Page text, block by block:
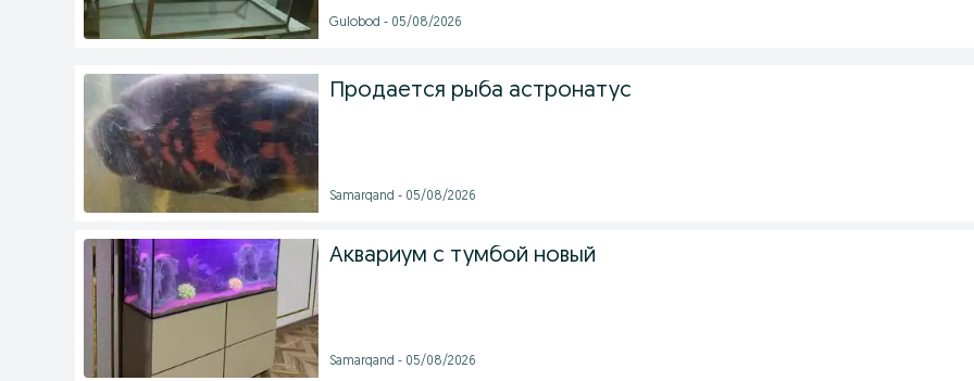
Gulobod - 05/08/2026
Продается рыба астронатус
Samarqand - 05/08/2026
Аквариум с тумбой новый
Samarqand - 05/08/2026